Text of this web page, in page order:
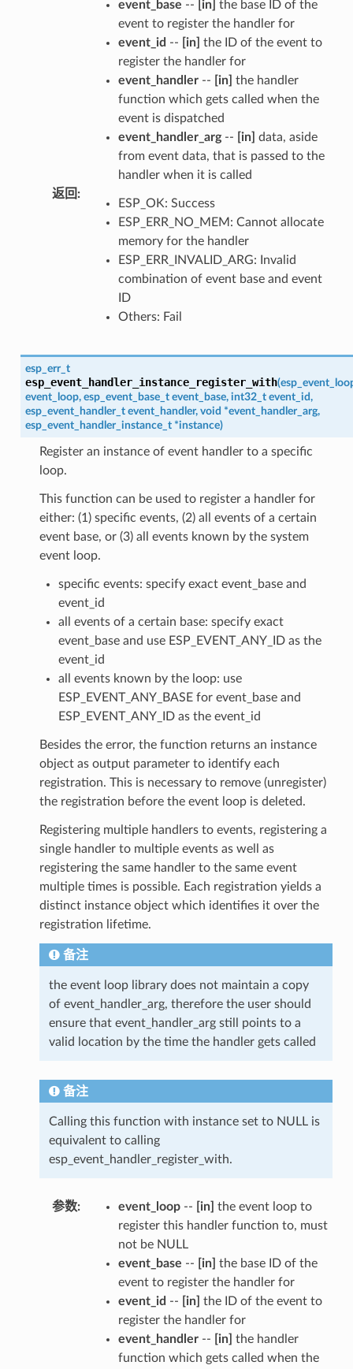
event_base -- [in] the base ID of the
event to register the handler for
event_id -- [in] the ID of the event to
register the handler for
event_handler-- [in] the handler
function which gets called when the
event is dispatched
event_handler_arg-- [in] data, aside
from event data, that is passed to the
handler when it is called
返回 :
ESP_OK: Success
ESP_ERR_NO_MEM: Cannot allocate
memory for the handler
ESP_ERR_INVALID_ARG: Invalid
combination of event base and event
ID
Others: Fail
esp_err_t
esp_event_handler_instance_register_with(
event_loop, esp_event_base_t event_base, int32_t event_id,
esp_event_handler_t event_handler, void *event_handler_arg,
esp_event_handler_instance_t *instance)
Register an instance of event handler to a specific
loop.
This function can be used to register a handler for
either: (1) specific events, (2) all events of a certain
event base, or (3) all events known by the system
event loop.
specific events: specify exact event_base and
event_id
all events of a certain base: specify exact
event_base and use ESP_EVENT_ANY_ID as the
event_id
all events known by the loop: use
ESP_EVENT_ANY_BASE for event_base and
ESP_EVENT_ANY_ID as the event_id
Besides the error, the function returns an instance
object as output parameter to identify each
registration. This is necessary to remove (unregister)
the registration before the event loop is deleted.
Registering multiple handlers to events, registering a
single handler to multiple events as well as
registering the same handler to the same event
multiple times is possible. Each registration yields a
distinct instance object which identifies it over the
registration lifetime.
备注
the event loop library does not maintain a copy
of event_handler_arg, therefore the user should
ensure that event_handler_arg still points to a
valid location by the time the handler gets called
备注
Calling this function with instance set to NULL is
equivalent to calling
esp_event_handler_register_with.
参数: event_loop-- [in] the event loop to
register this handler function to, must
not be NULL
event_base -- [in] the base ID of the
event to register the handler for
event_id -- [in] the ID of the event to
register the handler for
event_handler-- [in] the handler
function which gets called when the